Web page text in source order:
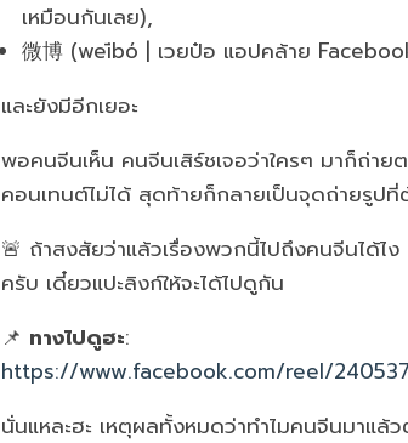
เหมือนกันเลย),
微博 (wēibó | เวยป๋อ แอปคล้าย
และยังมีอีกเยอะ
พอคนจีนเห็น คนจีนเสิร์ชเจอว่าใครๆ มาก็ถ่า
คอนเทนต์ไม่ได้ สุดท้ายก็กลายเป็นจุดถ่ายรูปที่
🚨 ถ้าสงสัยว่าแล้วเรื่องพวกนี้ไปถึงคนจีนได้ไง
ครับ เดี๋ยวแปะลิงก์ให้จะได้ไปดูกัน
📌 ทางไปดูฮะ:
https://www.facebook.com/reel/
นั่นแหละฮะ เหตุผลทั้งหมดว่าทำไมคนจีนมาแล้